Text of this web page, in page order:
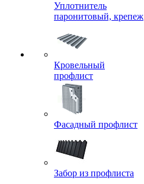
Уплотнитель
паронитовый, крепеж
Кровельный
профлист
Фасадный профлист
Забор из профлиста